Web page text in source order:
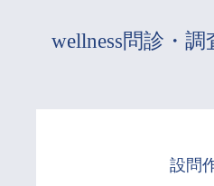
wellness問診・
設問